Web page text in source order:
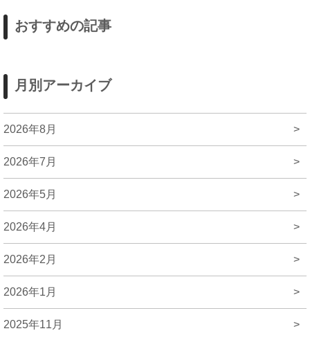
おすすめの記事
月別アーカイブ
2026年8月 >
2026年7月 >
2026年5月 >
2026年4月 >
2026年2月 >
2026年1月 >
2025年11月 >